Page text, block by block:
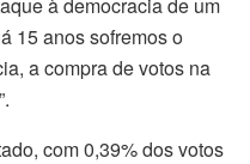
15 anos sofremos o
a compra de votos na
com 0,39% dos votos